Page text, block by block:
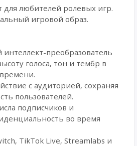
любителей ролевых игр.
игровой образ.
интеллект-преобразователь
голоса, тон и тембр в
с аудиторией, сохраняя
пользователей.
подписчиков и
во время
TikTok Live, Streamlabs и